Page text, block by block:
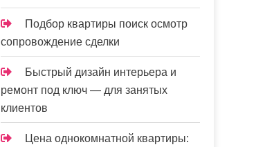
Подбор квартиры поиск осмотр
сопровождение сделки
Быстрый дизайн интерьера и
ремонт под ключ — для занятых
клиентов
Цена однокомнатной квартиры: